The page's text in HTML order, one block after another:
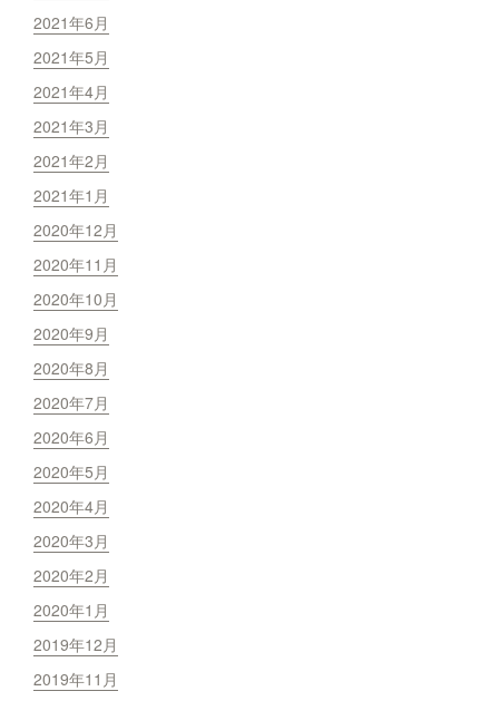
2021年6月
2021年5月
2021年4月
2021年3月
2021年2月
2021年1月
2020年12月
2020年11月
2020年10月
2020年9月
2020年8月
2020年7月
2020年6月
2020年5月
2020年4月
2020年3月
2020年2月
2020年1月
2019年12月
2019年11月